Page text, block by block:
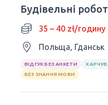
Будівельні
35 – 40 zł/годину
Польща, Гданськ
ВІДГУК БЕЗ АНКЕТИ
БЕЗ ЗНАННЯ МОВИ